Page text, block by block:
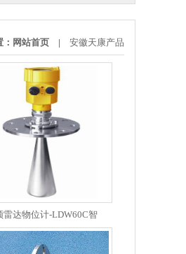
网站首页 | 安徽天康产品
雷达物位计-LDW60C智